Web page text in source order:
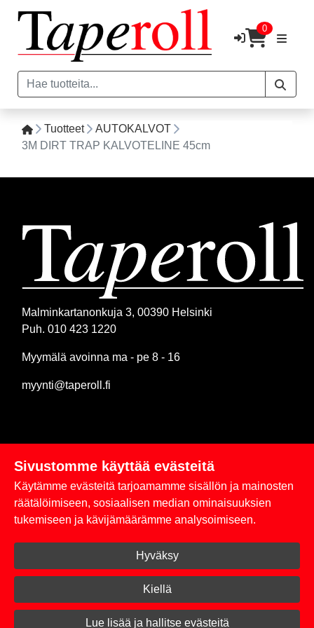
0
Tuotteet
AUTOKALVOT
3M DIRT TRAP KALVOTELINE 45cm
Malminkartanonkuja 3, 00390 Helsinki
Puh. 010 423 1220
Myymälä avoinna ma - pe 8 - 16
myynti@taperoll.fi
Linkit
Rekisteriseloste
Toimitus- ja maksuehdot
Kirjaudu sisään
© 2026 Taperoll
Sivustomme käyttää evästeitä
Käytämme evästeitä tarjoamamme sisällön ja mainosten
räätälöimiseen, sosiaalisen median ominaisuuksien
tukemiseen ja kävijämäärämme analysoimiseen.
Hyväksy
Kiellä
Lue lisää ja hallitse evästeitä